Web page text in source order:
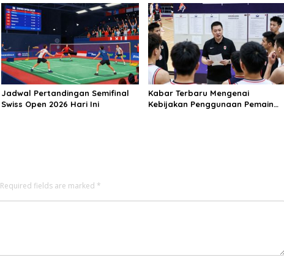
Jadwal Pertandingan Semifinal
Swiss Open 2026 Hari Ini
Kabar Terbaru Mengenai
Kebijakan Penggunaan Pemain
Required fields are marked *